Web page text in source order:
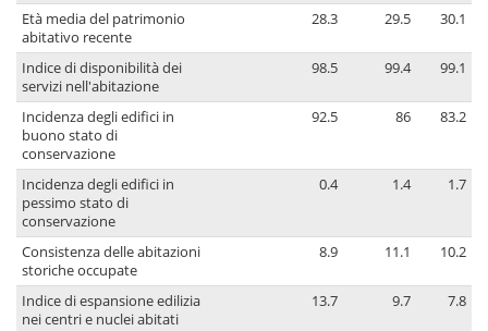
Età media del patrimonio
abitativo recente
28.3 29.5 30.1
Indice di disponibilità dei
servizi nell'abitazione
98.5 99.4 99.1
Incidenza degli edifici in
buono stato di
conservazione
92.5 86 83.2
Incidenza degli edifici in
pessimo stato di
conservazione
0.4 1.4 1.7
Consistenza delle abitazioni
storiche occupate
8.9 11.1 10.2
Indice di espansione edilizia
nei centri e nuclei abitati
13.7 9.7 7.8